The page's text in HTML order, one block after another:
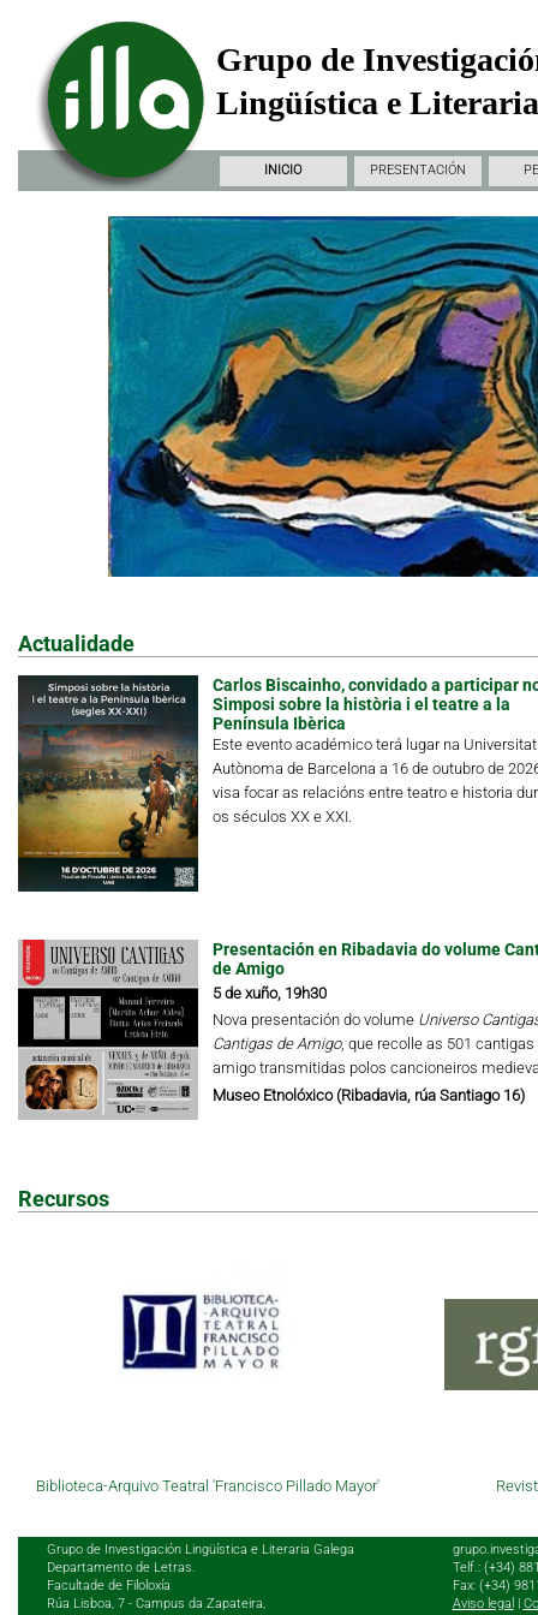
Grupo de
Lingüística e
INICIO PRESENTACIÓN
Actualidade
Carlos Biscainho, convidado a participar
Simposi sobre la història i el teatre a la
Península Ibèrica
Este evento académico terá lugar na Universitat
Autònoma de Barcelona a 16 de outubro de
visa focar as relacións entre teatro e historia
os séculos XX e XXI.
Presentación en Ribadavia do volume
de Amigo
5 de xuño, 19h30
Nova presentación do volume Universo
Cantigas de Amigo, que recolle as 501 cantigas
amigo transmitidas polos cancioneiros
Museo Etnolóxico (Ribadavia, rúa Santiago 16)
Recursos
Biblioteca-Arquivo Teatral 'Francisco Pillado Mayor'
Grupo de Investigación Lingüística e Literaria Galega
Departamento de Letras.
Facultade de Filoloxía
Rúa Lisboa, 7 - Campus da Zapateira,
Telf.: (+34)
Fax: (+34)
Aviso legal |